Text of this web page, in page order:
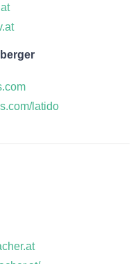
latido